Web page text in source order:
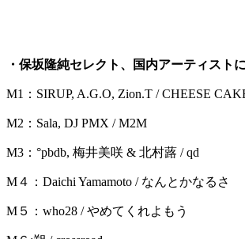
・保坂隆純セレクト、国内アーティスト
M1：SIRUP, A.G.O, Zion.T / CHEESE
M2：Sala, DJ PMX / M2M
M3：°pbdb, 梅井美咲 & 北村蕗 / qd
M４：Daichi Yamamoto / なんとかなるさ
M５：who28 / やめてくれよもう